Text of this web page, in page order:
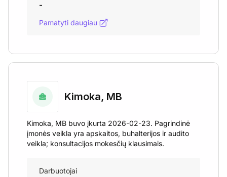
-
Pamatyti daugiau
Kimoka, MB
Kimoka, MB buvo įkurta 2026-02-23. Pagrindinė
įmonės veikla yra apskaitos, buhalterijos ir audito
veikla; konsultacijos mokesčių klausimais.
Darbuotojai